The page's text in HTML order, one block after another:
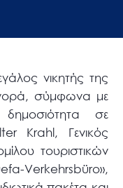
νικητής της
σύμφωνα με
σε
Krahl, Γενικός
τουριστικών
Verkehrsbüro»,